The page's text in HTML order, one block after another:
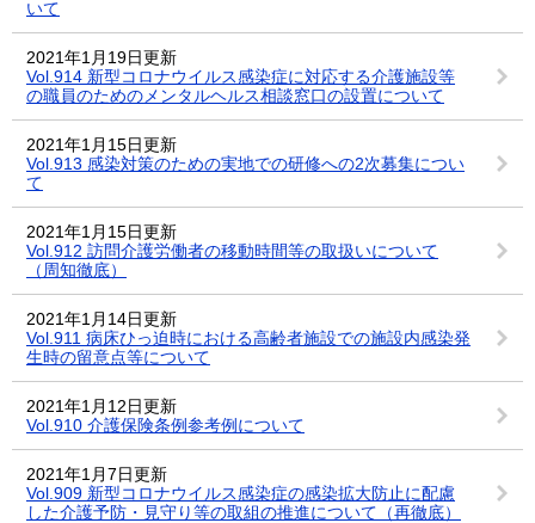
いて
2021年1月19日更新
Vol.914 新型コロナウイルス感染症に対応する介護施設等
の職員のためのメンタルヘルス相談窓口の設置について
2021年1月15日更新
Vol.913 感染対策のための実地での研修への2次募集につい
て
2021年1月15日更新
Vol.912 訪問介護労働者の移動時間等の取扱いについて
（周知徹底）
2021年1月14日更新
Vol.911 病床ひっ迫時における高齢者施設での施設内感染発
生時の留意点等について
2021年1月12日更新
Vol.910 介護保険条例参考例について
2021年1月7日更新
Vol.909 新型コロナウイルス感染症の感染拡大防止に配慮
した介護予防・見守り等の取組の推進について（再徹底）